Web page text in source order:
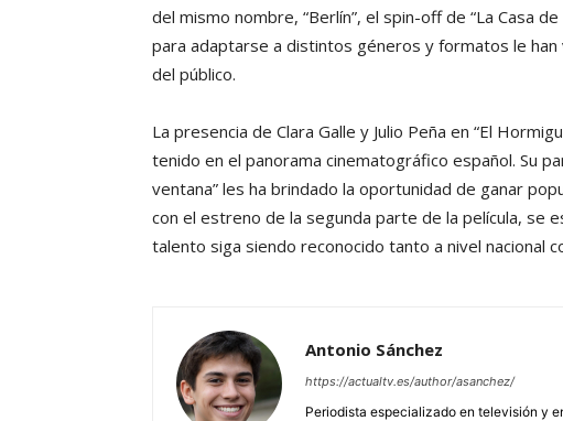
del mismo nombre, “Berlín”, el spin-off de “La Casa
para adaptarse a distintos géneros y formatos le
del público.
La presencia de Clara Galle y Julio Peña en “El
tenido en el panorama cinematográfico español. Su
ventana” les ha brindado la oportunidad de ganar
con el estreno de la segunda parte de la película, se
talento siga siendo reconocido tanto a nivel nacional
Antonio Sánchez
https://actualtv.es/author/asanchez/
Periodista especializado en televisión y